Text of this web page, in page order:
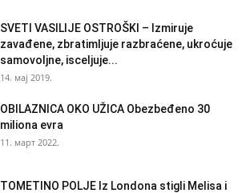
SVETI VASILIJE OSTROŠKI – Izmiruje
zavađene, zbratimljuje razbraćene, ukroćuje
samovoljne, isceljuje...
14. мај 2019.
OBILAZNICA OKO UŽICA Obezbeđeno 30
miliona evra
11. март 2022.
TOMETINO POLJE Iz Londona stigli Melisa i